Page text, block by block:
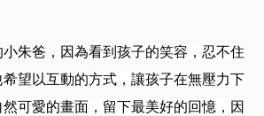
朱爸， 因為看到孩子的笑容，忍不住
望以互動的方式，讓孩子在無壓力下
可愛的畫面，留下最美好的回憶，因